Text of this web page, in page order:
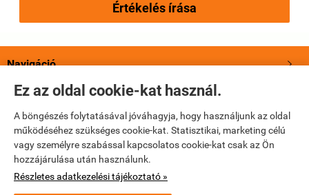
Ez az oldal cookie-kat használ.
A böngészés folytatásával jóváhagyja, hogy használjunk az oldal
működéséhez szükséges cookie-kat. Statisztikai, marketing célú
vagy személyre szabással kapcsolatos cookie-kat csak az Ön
hozzájárulása után használunk.
Részletes adatkezelési tájékoztató »
Értékelés írása
Navigáció 
Saját fiók
Bemutatkozás
Elérhetőségek